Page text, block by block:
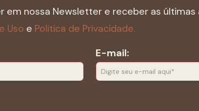
em nossa Newsletter e receber as últimas
Uso e Politica de Privacidade.
E-mail: